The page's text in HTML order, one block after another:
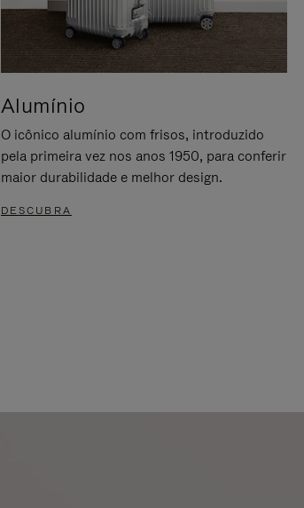
Alumínio
O icônico alumínio com frisos, introduzido
pela primeira vez nos anos 1950, para conferir
maior durabilidade e melhor design.
DESCUBRA